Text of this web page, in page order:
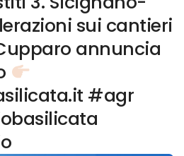
sui cantieri
annuncia
#agr